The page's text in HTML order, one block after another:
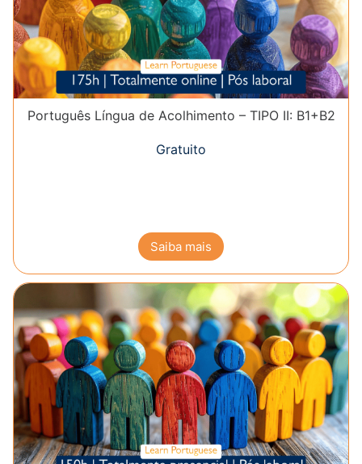
Português Língua de Acolhimento – TIPO II: B1+B2
Gratuito
Saiba mais